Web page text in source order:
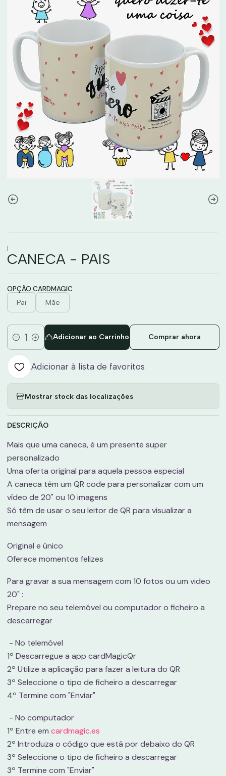
|
CANECA - PAIS
OPÇÃO CARDMAGIC
Pai Mãe
Quantidade
Adicionar ao Carrinho Comprar ahora
Adicionar à lista de favoritos
Mostrar stock das localizações
DESCRIÇÃO
Mais que uma caneca, é um presente super
personalizado
Uma oferta original para aquela pessoa especial
A caneca têm um QR code para personalizar com um
vídeo de 20" ou 10 imagens
Só têm de usar o seu leitor de QR para visualizar a
mensagem
Original e único
Oferece momentos felizes
Para gravar a sua mensagem com 10 fotos ou um video
20" :
Prepare no seu telemóvel ou computador o ficheiro a
descarregar
- No telemóvel
1º Descarregue a app cardMagicQr
2º Utilize a aplicação para fazer a leitura do QR
3º Seleccione o tipo de ficheiro a descarregar
4º Termine com "Enviar"
- No computador
1º Entre em cardmagic.es
2º Introduza o código que está por debaixo do QR
3º Seleccione o tipo de ficheiro a descarregar
3º Termine com "Enviar"